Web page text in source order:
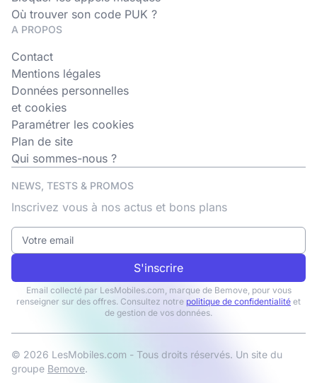
Où trouver son code PUK ?
A PROPOS
Contact
Mentions légales
Données personnelles
et cookies
Paramétrer les cookies
Plan de site
Qui sommes-nous ?
NEWS, TESTS & PROMOS
Inscrivez vous à nos actus et bons plans
S'inscrire
Email collecté par LesMobiles.com, marque de Bemove, pour vous
renseigner sur des offres. Consultez notre politique de confidentialité et
de gestion de vos données.
© 2026 LesMobiles.com - Tous droits réservés. Un site du
groupe Bemove.